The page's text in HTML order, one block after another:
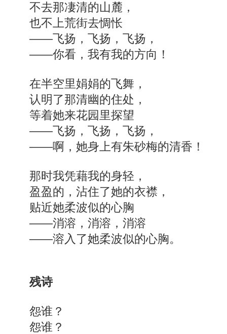
不去那凄清的山麓，
也不上荒街去惆怅
——飞扬，飞扬，飞扬，
——你看，我有我的方向！
在半空里娟娟的飞舞，
认明了那清幽的住处，
等着她来花园里探望
——飞扬，飞扬，飞扬，
——啊，她身上有朱砂梅的清香！
那时我凭藉我的身轻，
盈盈的，沾住了她的衣襟，
贴近她柔波似的心胸
——消溶，消溶，消溶
——溶入了她柔波似的心胸。
残诗
怨谁？
怨谁？